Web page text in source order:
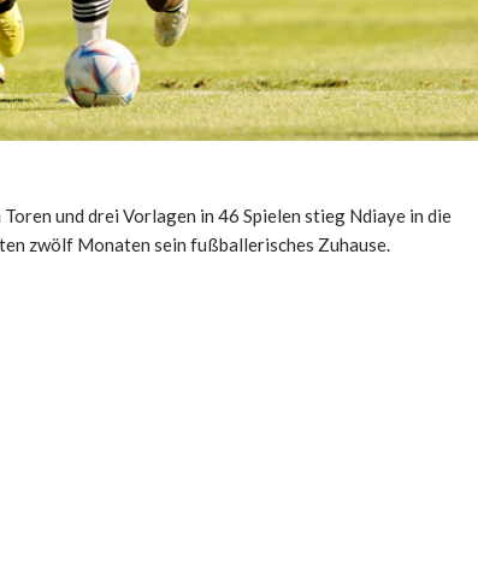
und drei Vorlagen in 46 Spielen stieg Ndiaye in die
zwölf Monaten sein fußballerisches Zuhause.